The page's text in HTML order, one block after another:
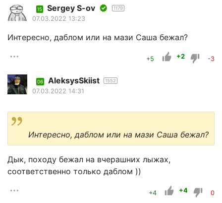
15 Sergey S-ov 1179
07.03.2022 13:23
Интересно, даблом или на мази Саша бежал?
+5 +2 -3
06 AleksysSkiist 1552
07.03.2022 14:31
Интересно, даблом или на мази Саша бежал?
Дык, походу бежал на вчерашних лыжах,
соответственно только даблом ))
+4 +4 0